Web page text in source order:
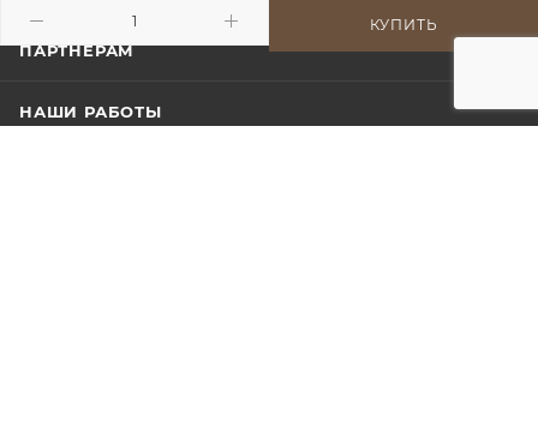
КУПИТЬ
ПАРТНЕРАМ
НАШИ РАБОТЫ